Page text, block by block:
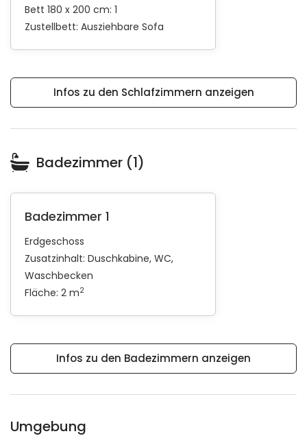
Bett 180 x 200 cm: 1
Zustellbett: Ausziehbare Sofa
Infos zu den Schlafzimmern anzeigen
Badezimmer (1)
Badezimmer 1
Erdgeschoss
Zusatzinhalt: Duschkabine WC
Waschbecken
Fläche: 2 m2
Infos zu den Badezimmern anzeigen
Umgebung